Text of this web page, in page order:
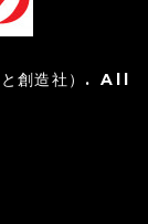
創造社） . All